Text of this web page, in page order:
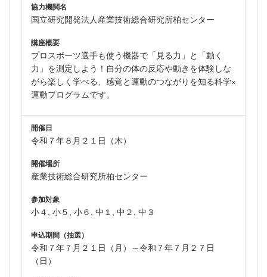
協力機関名
国立研究開発法人産業技術総合研究所柏センター
講座概要
プロスポーツ選手も使う機器で「見る力」と「動く
力」を測定しよう！自分の体の反応や動きを体験しな
がら楽しく学べる、感覚と運動のつながりを知る科学×
運動プログラムです。
開催日
令和７年８月２１日（木）
開催場所
産業技術総合研究所柏センター
参加対象
小４, 小５, 小６, 中１, 中２, 中３
申込期間（抽選）
令和７年７月２１日（月）～令和７年７月２７日
（日）